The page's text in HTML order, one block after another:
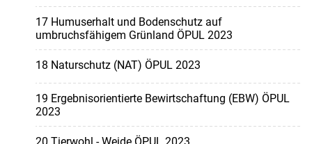
17 Humuserhalt und Bodenschutz auf
umbruchsfähigem Grünland ÖPUL 2023
18 Naturschutz (NAT) ÖPUL 2023
19 Ergebnisorientierte Bewirtschaftung (EBW) ÖPUL
2023